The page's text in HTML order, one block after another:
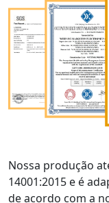
Nossa produção
14001:2015 e é
de acordo com a